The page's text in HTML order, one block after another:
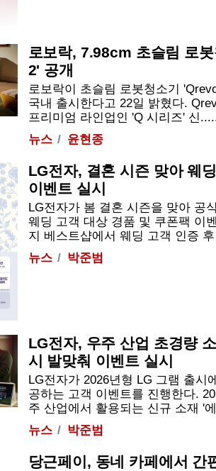
로보락, 7.98cm 초슬림 로
2' 공개
로보락이 초슬림 로봇청소기
국내 출시한다고 22일 밝혔다.
프리미엄 라인업인 'Q 시리즈' 신
뉴스
윤현종
LG전자, 결혼 시즌 맞아 웨
이벤트 실시
LG전자가 봄 결혼 시즌을 맞아 공
웨딩 고객 대상 경품 및 쿠폰팩 이
지 베스트샵에서 웨딩 고객 인증
뉴스
박준범
LG전자, 우주 산업 초경량
시 발맞춰 이벤트 실시
LG전자가 2026년형 LG 그램 출시
공하는 고객 이벤트를 진행한다.
주 산업에서 활용되는 신규 소재 '
뉴스
박준범
당근페이, 동네 카페에서 간